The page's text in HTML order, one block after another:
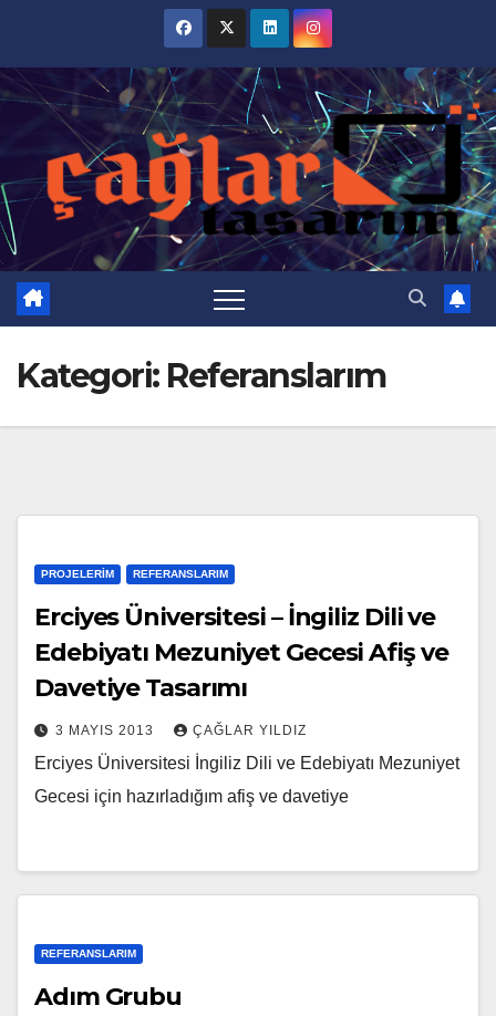
content
Kategori: Referanslarım
PROJELERIM REFERANSLARIM
Erciyes Üniversitesi – İngiliz Dili ve
Edebiyatı Mezuniyet Gecesi Afiş ve
Davetiye Tasarımı
3 MAYIS 2013 ÇAĞLAR YILDIZ
Erciyes Üniversitesi İngiliz Dili ve Edebiyatı Mezuniyet
Gecesi için hazırladığım afiş ve davetiye
REFERANSLARIM
Adım Grubu